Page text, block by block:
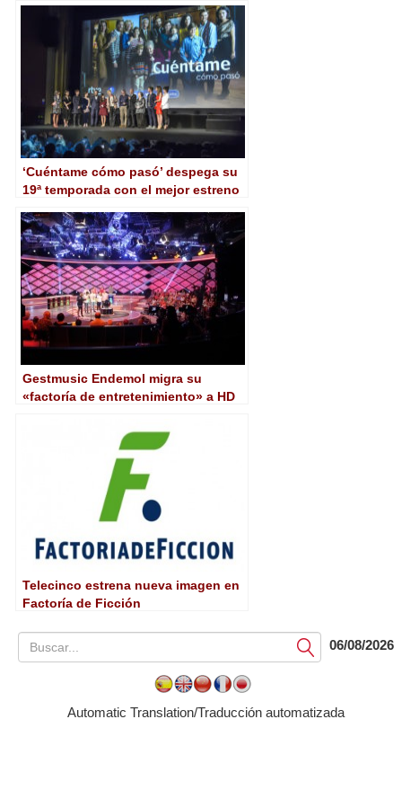
Olímpicos
‘Cuéntame cómo pasó’ despega su
19ª temporada con el mejor estreno
Gestmusic Endemol migra su
«factoría de entretenimiento» a HD
Telecinco estrena nueva imagen en
Factoría de Ficción
Submit06/08/2026
Automatic Translation/Traducción automatizada